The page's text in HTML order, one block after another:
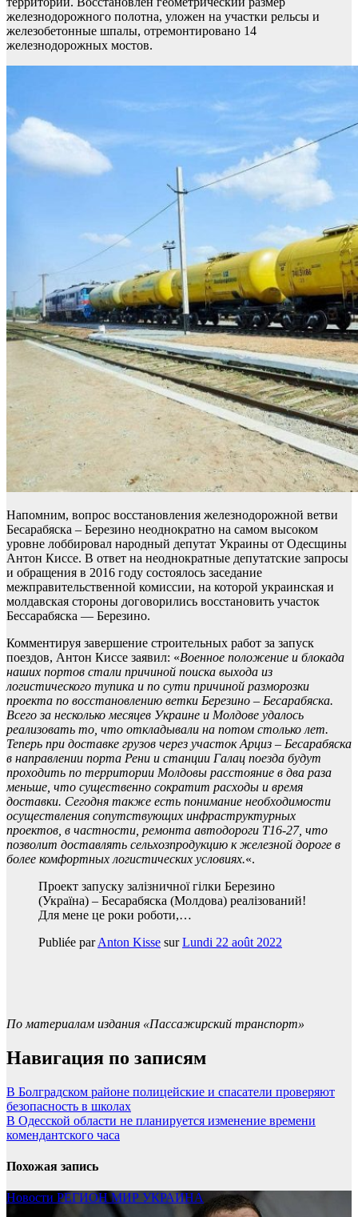
железнодорожного полотна, уложен на участки рельсы и
железобетонные шпалы, отремонтировано 14
железнодорожных мостов.
Напомним, вопрос восстановления железнодорожной ветви
Бесарабяска – Березино неоднократно на самом высоком
уровне лоббировал народный депутат Украины от Одесщины
Антон Киссе. В ответ на неоднократные депутатские запросы
и обращения в 2016 году состоялось заседание
межправительственной комиссии, на которой украинская и
молдавская стороны договорились восстановить участок
Бессарабяска — Березино.
Комментируя завершение строительных работ за запуск
поездов, Антон Киссе заявил: «Военное положение и блокада
наших портов стали причиной поиска выхода из
логистического тупика и по сути причиной разморозки
проекта по восстановлению ветки Березино – Бесарабяска.
Всего за несколько месяцев Украине и Молдове удалось
реализовать то, что откладывали на потом столько лет.
Теперь при доставке грузов через участок Арциз – Бесарабяска
в направлении порта Рени и станции Галац поезда будут
проходить по территории Молдовы расстояние в два раза
меньше, что существенно сократит расходы и время
доставки. Сегодня также есть понимание необходимости
осуществления сопутствующих инфраструктурных
проектов, в частности, ремонта автодороги Т16-27, что
позволит доставлять сельхозпродукцию к железной дороге в
более комфортных логистических условиях.«.
Проект запуску залізничної гілки Березино
(Україна) – Бесарабяска (Молдова) реалізований!
Для мене це роки роботи,…
Publiée parAnton Kisse surLundi 22 août 2022
По материалам издания «Пассажирский транспорт»
Навигация по записям
В Болградском районе полицейские и спасатели проверяют
безопасность в школах
В Одесской области не планируется изменение времени
комендантского часа
Похожая запись
Новости РЕГИОНМИР УКРАИНА